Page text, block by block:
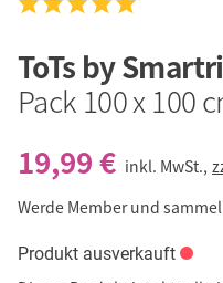
ToTs by
Pack 100 x 100
19,99 € inkl. MwSt.,
Werde Member und sammel
Produkt ausverkauft